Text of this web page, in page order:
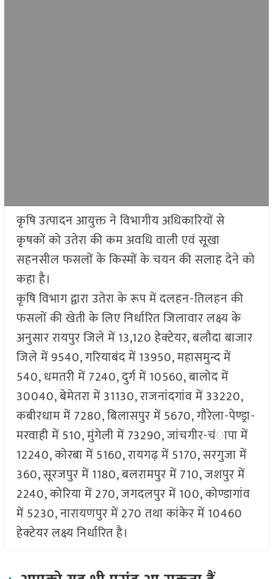
कृषि उत्पादन आयुक्त ने विभागीय अधिकारियों से
कृषकों को उतेरा की कम अवधि वाली एवं सूखा
सहनसील फसलों के किस्मों के चयन की सलाह देने को
कहा है।
कृषि विभाग द्वारा उतेरा के रूप में दलहन-तिलहन की
फसलों की खेती के लिए निर्धारित जिलावार लक्ष्य के
अनुसार रायपुर जिले में 13,120 हेक्टेयर, बलौदा बाजार
जिले में 9540, गरियाबंद में 13950, महासमुन्द में
540, धमतरी में 7240, दुर्ग में 10560, बालोद में
30040, बेमेतरा में 31130, राजनांदगांव में 33220,
कबीरधाम में 7280, बिलासपुर में 5670, गौरेला-पेण्ड्रा-
मरवाही में 510, मुंगेली में 73290, जांचगीर-चंापा में
12240, कोरबा में 5160, रायगढ़ में 5170, सरगुजा में
360, सूरजपुर में 1180, बलरामपुर में 710, जशपुर में
2240, कोरिया में 270, जगदलपुर में 100, कोण्डागांव
में 5230, नारायणपुर में 270 तथा कांकेर में 10460
हेक्टेयर लक्ष्य निर्धारित है।